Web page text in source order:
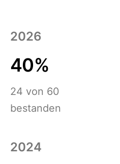
2026
40%
24 von 60
bestanden
2024